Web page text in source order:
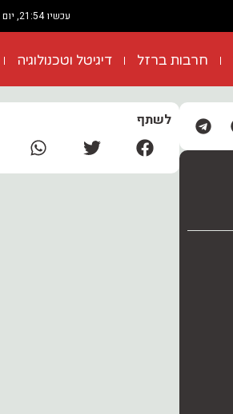
עכשיו 21:54, יום שישי (7.08)
חרבות ברזל דיגיטל וטכנולוגיה
לשתף